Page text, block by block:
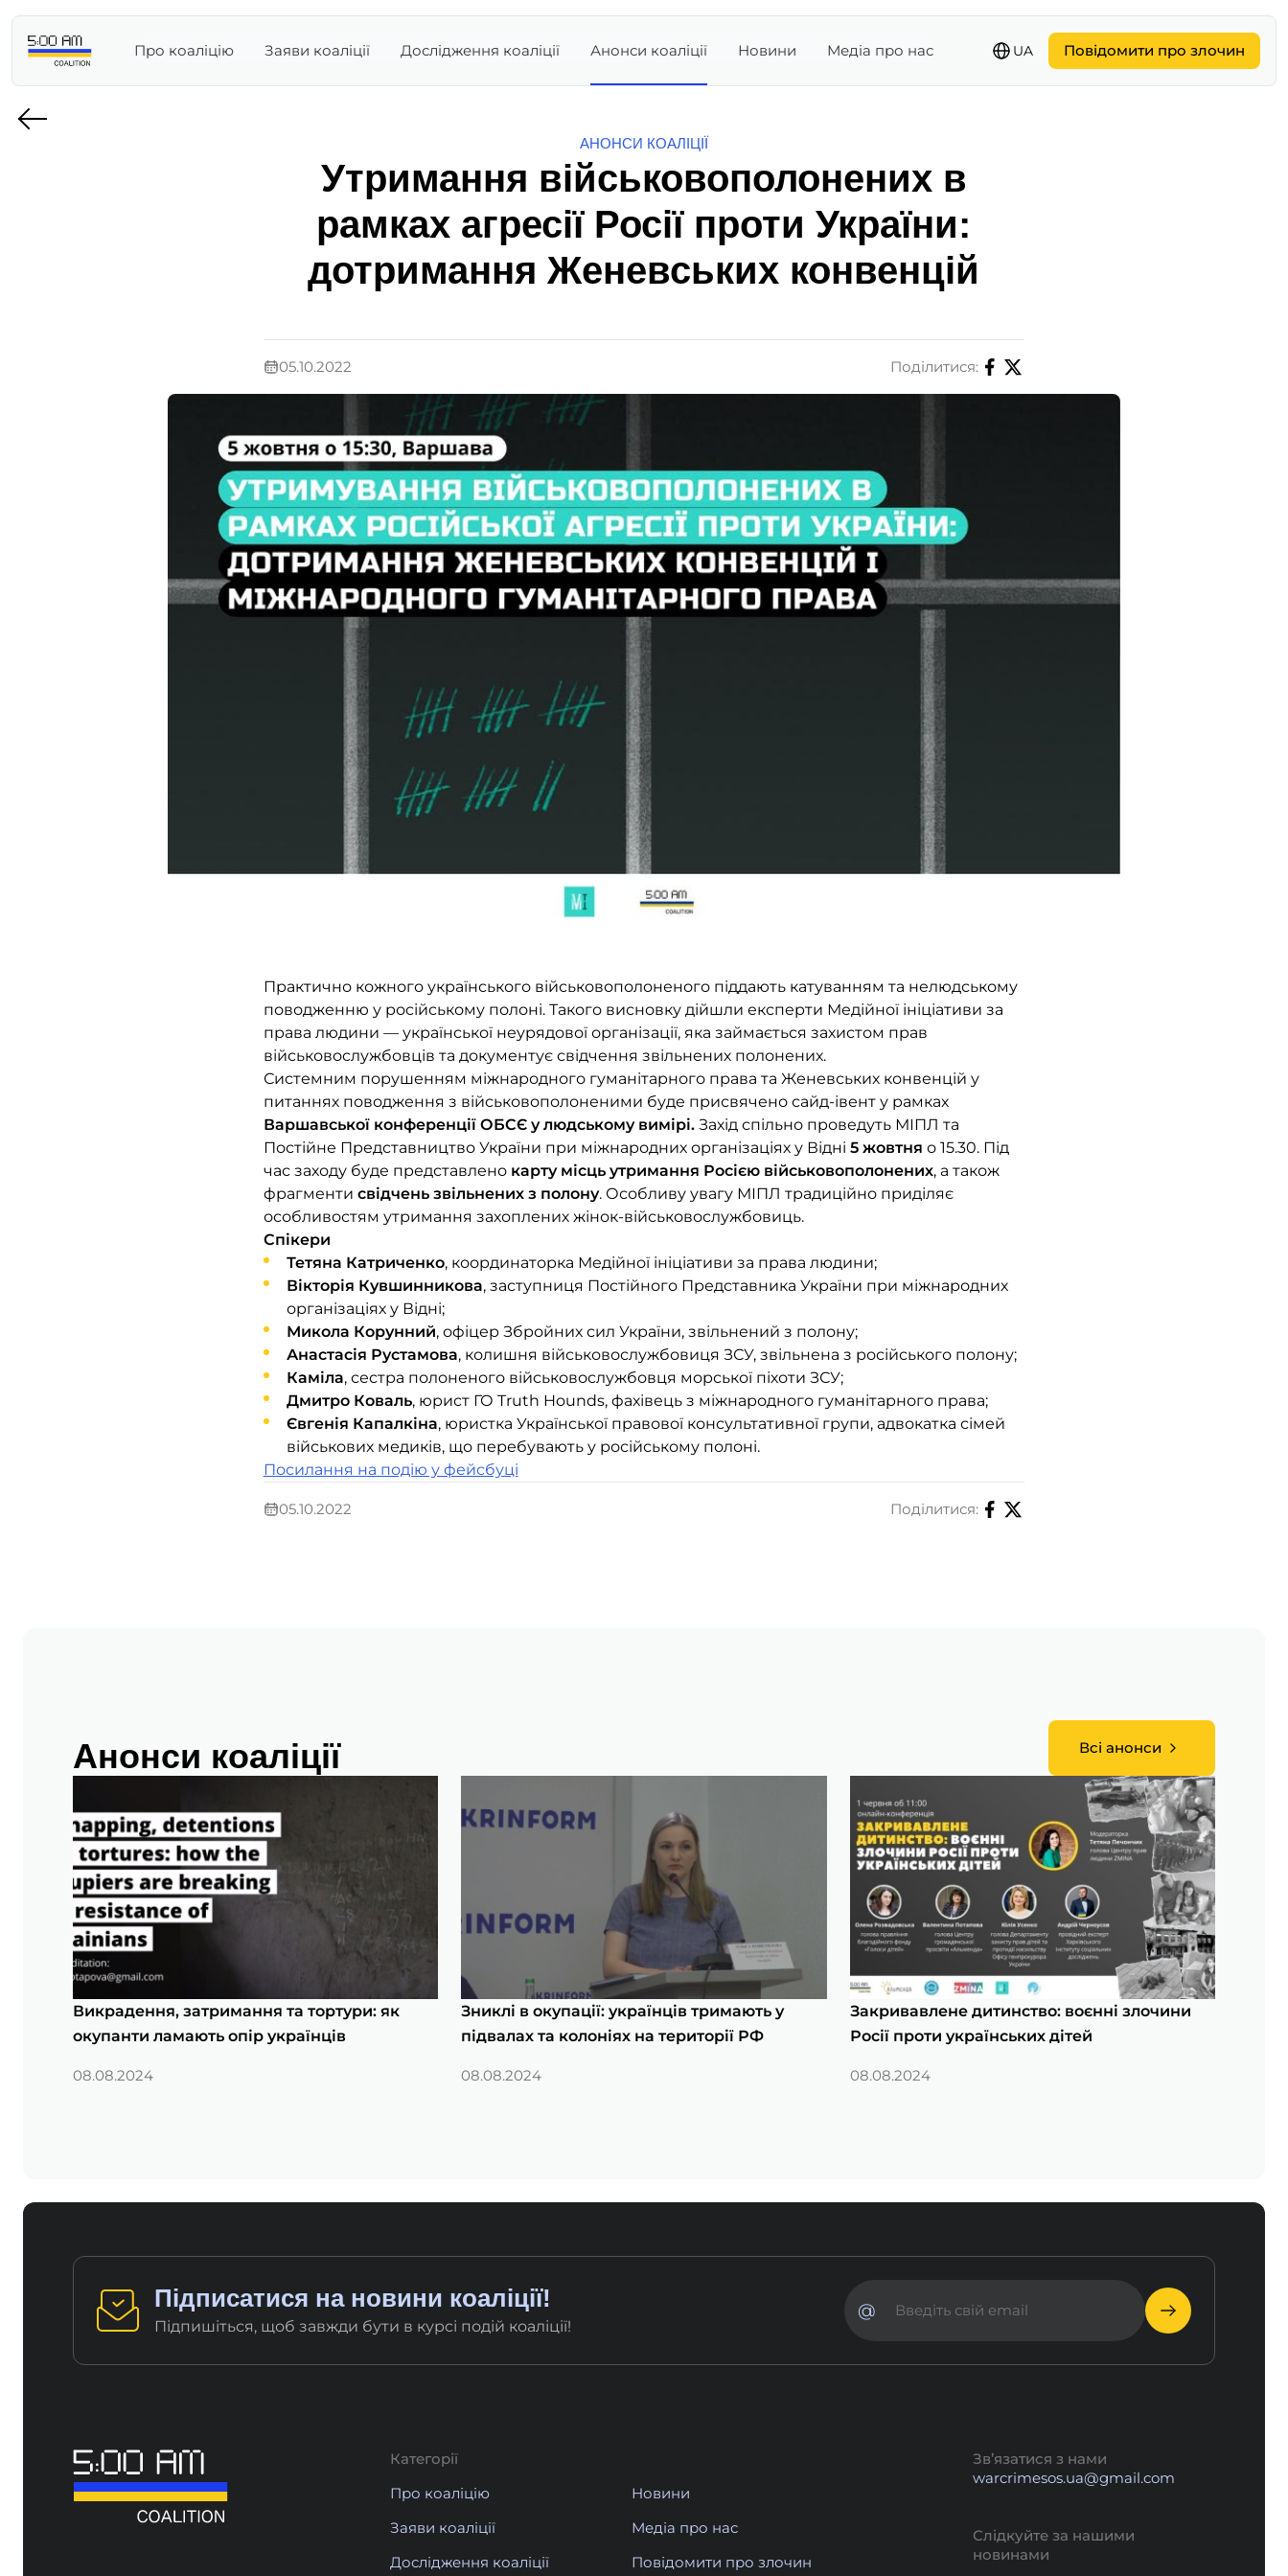
UA Повідомити про злочин
Про коаліцію Заяви коаліції Дослідження коаліції Анонси коаліції Новини Медіа про нас
АНОНСИ КОАЛІЦІЇ
Утримання військовополонених в
рамках агресії Росії проти України:
дотримання Женевських конвенцій
05.10.2022 Поділитися:
Практично кожного українського військовополоненого піддають катуванням та нелюдському
поводженню у російському полоні. Такого висновку дійшли експерти Медійної ініціативи за
права людини — української неурядової організації, яка займається захистом прав
військовослужбовців та документує свідчення звільнених полонених.
Системним порушенням міжнародного гуманітарного права та Женевських конвенцій у
питаннях поводження з військовополоненими буде присвячено сайд-івент у рамках
Варшавської конференції ОБСЄ у людському вимірі.Захід спільно проведуть МІПЛ та
Постійне Представництво України при міжнародних організаціях у Відні 5 жовтня о 15.30. Під
час заходу буде представлено карту місць утримання Росією військовополонених, а також
фрагменти свідчень звільнених з полону. Особливу увагу МІПЛ традиційно приділяє
особливостям утримання захоплених жінок-військовослужбовиць.
Спікери
Тетяна Катриченко, координаторка Медійної ініціативи за права людини;
Вікторія Кувшинникова, заступниця Постійного Представника України при міжнародних
організаціях у Відні;
Микола Корунний, офіцер Збройних сил України, звільнений з полону;
Анастасія Рустамова, колишня військовослужбовиця ЗСУ, звільнена з російського полону;
Каміла, сестра полоненого військовослужбовця морської піхоти ЗСУ;
Дмитро Коваль, юрист ГО Truth Hounds, фахівець з міжнародного гуманітарного права;
Євгенія Капалкіна, юристка Української правової консультативної групи, адвокатка сімей
військових медиків, що перебувають у російському полоні.
Посилання на подію у фейсбуці
05.10.2022 Поділитися:
Анонси коаліції Всі анонси
Викрадення, затримання та тортури: як
окупанти ламають опір українців
08.08.2024
Зниклі в окупації: українців тримають у
підвалах та колоніях на території РФ
08.08.2024
Закривавлене дитинство: воєнні злочини
Росії проти українських дітей
08.08.2024
Підписатися на новини коаліції!
Підпишіться, щоб завжди бути в курсі подій коаліції!
@
Категорії
Про коаліцію
Заяви коаліції
Дослідження коаліції
Новини
Медіа про нас
Повідомити про злочин
Зв’язатися з нами
warcrimesos.ua@gmail.com
Слідкуйте за нашими
новинами